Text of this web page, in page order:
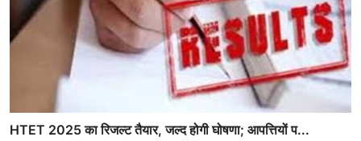
HTET 2025 का रिजल्ट तैयार, जल्द होगी घोषणा; आपत्तियों प...